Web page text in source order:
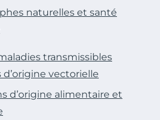
naturelles et santé
transmissibles
d’origine vectorielle
d’origine alimentaire et